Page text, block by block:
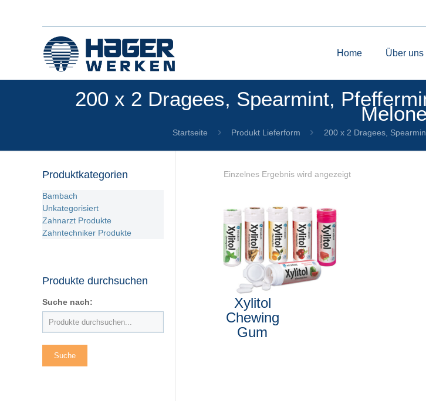
Home Über uns
200 x 2 Dragees, Spearmint,
Melone
Startseite Produkt Lieferform 200 x 2 Dragees,
Einzelnes Ergebnis wird angezeigt
Xylitol
Chewing
Gum
Produktkategorien
Bambach
Unkategorisiert
Zahnarzt Produkte
Zahntechniker Produkte
Produkte durchsuchen
Suche nach: